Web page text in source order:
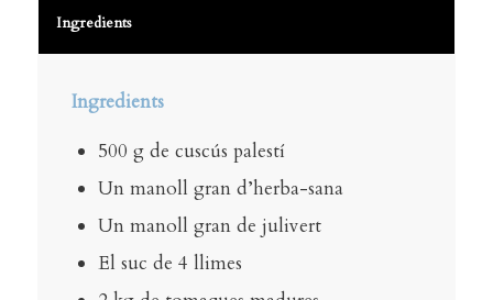
Ingredients
Ingredients
500 g de cuscús palestí
Un manoll gran d’herba-sana
Un manoll gran de julivert
El suc de 4 llimes